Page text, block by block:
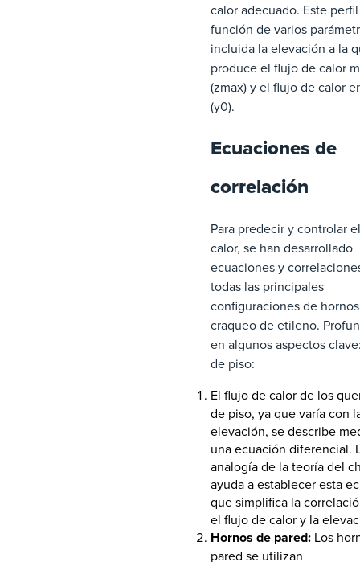
calor adecuado. Este
función de varios
incluida la elevación a la
produce el flujo de calor
(zmax) y el flujo de calor
(y0).
Ecuaciones de
correlación
Para predecir y controlar
calor, se han desarrollado
ecuaciones y
todas las principales
configuraciones de
craqueo de etileno.
en algunos aspectos
de piso:
El flujo de calor de los
de piso, ya que varía con
elevación, se describe
una ecuación diferencial.
analogía de la teoría del
ayuda a establecer esta
que simplifica la
el flujo de calor y la
Hornos de pared: Los
pared se utilizan